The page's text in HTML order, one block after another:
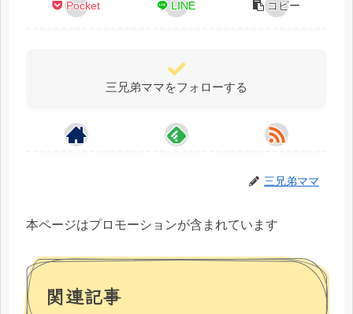
Pocket LINE コピー
三兄弟ママをフォローする
三兄弟ママ
本ページはプロモーションが含まれています
関連記事